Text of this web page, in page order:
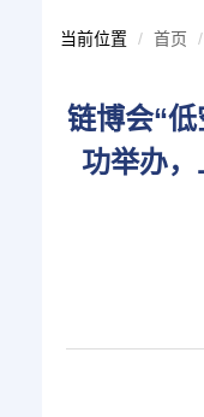
当前位置 首页
链博会“
功举办